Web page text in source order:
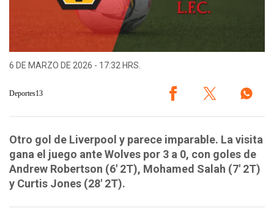
6 DE MARZO DE 2026 - 17:32 HRS.
Deportes13
Otro gol de Liverpool y parece imparable. La visita
gana el juego ante Wolves por 3 a 0, con goles de
Andrew Robertson (6' 2T), Mohamed Salah (7' 2T)
y Curtis Jones (28' 2T).